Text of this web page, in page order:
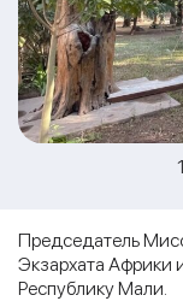
Председатель
Экзархата Африки
Республику Мали.